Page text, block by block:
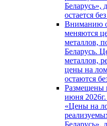
Беларусь»,
остается
Вниманию
меняются
металлов,
Беларусь.
металлов,
цены на
остаются
Размещены
июня
«Цены на